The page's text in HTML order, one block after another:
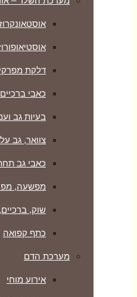
דלקת
כאבי
בעיות גב
צוואר, גב
כאבי גב
מפשעה,
שוק,
כתף קפואה
מערכת הדם
אירוע מוחי